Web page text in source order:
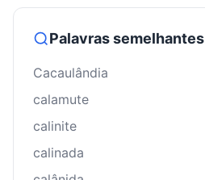
Palavras semelhantes
Cacaulândia
calamute
calinite
calinada